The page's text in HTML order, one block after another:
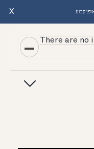
קבוע. X
There are no